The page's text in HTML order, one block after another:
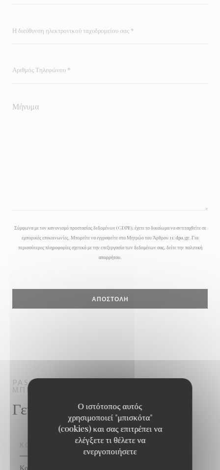
Ο ιστότοπος αυτός
χρησιμοποιεί "μπισκότα"
(cookies) και σας επιτρέπει να
ελέγξετε τι θέλετε να
ενεργοποιήσετε
Σύμφωνα με τον κανονισμό προστασίας δεδομένων (GDPR), έχετε το δικαίωμα να αντιταχθείτε σε
εμπορικές επικοινωνίες. Μπορείτε να εγγραφείτε στο Μητρώο του Άρθρου 11: dpa.gr. Για
περισσότερες πληροφορίες σχετικά με την επεξεργασία των δεδομένων σας, δείτε τηνπολιτική
απορρήτου.
PASCO - MAISON GUY MARTIN
ΜΠΙΣΤΡΌΝΟΜΙΚΟ ΕΣΤΙΑΤΌΡΙΟ
Γενικές πληροφορίες
ΚΟΥΖΊΝΑ
Κουζίνα française traditionnelle créative, Ωραία κουζίνα,